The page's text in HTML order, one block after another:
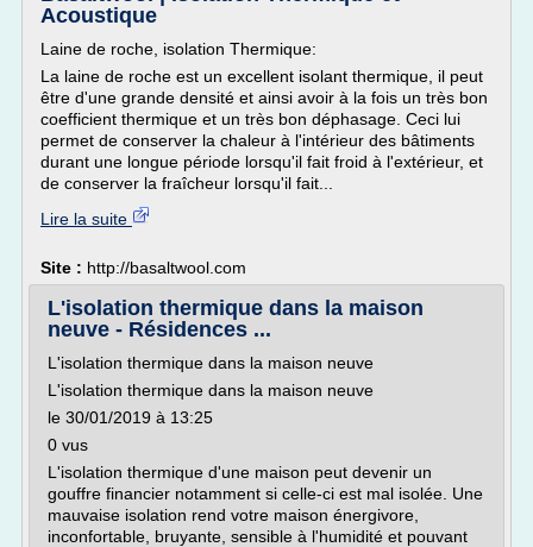
Acoustique
Laine de roche, isolation Thermique:
La laine de roche est un excellent isolant thermique, il peut
être d'une grande densité et ainsi avoir à la fois un très bon
coefficient thermique et un très bon déphasage. Ceci lui
permet de conserver la chaleur à l'intérieur des bâtiments
durant une longue période lorsqu'il fait froid à l'extérieur, et
de conserver la fraîcheur lorsqu'il fait...
Lire la suite
Site : http://basaltwool.com
L'isolation thermique dans la maison
neuve - Résidences ...
L'isolation thermique dans la maison neuve
L'isolation thermique dans la maison neuve
le 30/01/2019 à 13:25
0 vus
L'isolation thermique d'une maison peut devenir un
gouffre financier notamment si celle-ci est mal isolée. Une
mauvaise isolation rend votre maison énergivore,
inconfortable, bruyante, sensible à l'humidité et pouvant